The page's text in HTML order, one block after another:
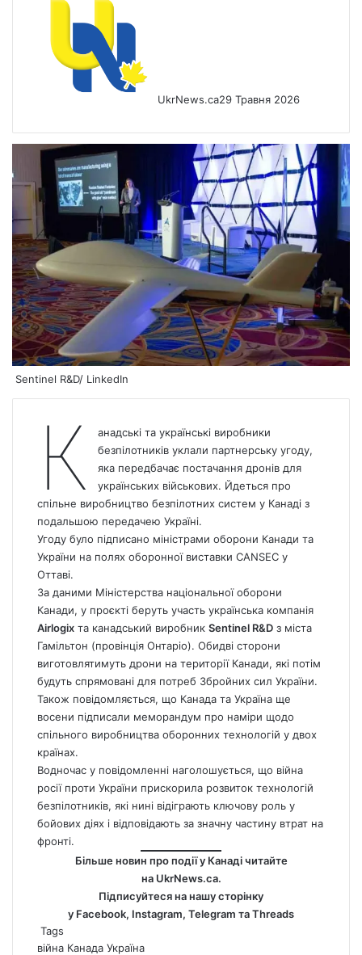
UkrNews.ca29 Травня 2026
Sentinel R&D/ LinkedIn
К
анадські та українські виробники
безпілотників уклали партнерську угоду,
яка передбачає постачання дронів для
українських військових. Йдеться про
спільне виробництво безпілотних систем у Канаді з
подальшою передачею Україні.
Угоду було підписано міністрами оборони Канади та
України на полях оборонної виставки CANSEC у
Оттаві.
За даними Міністерства національної оборони
Канади, у проєкті беруть участь українська компанія
Airlogix та канадський виробник Sentinel R&D з міста
Гамільтон (провінція Онтаріо). Обидві сторони
виготовлятимуть дрони на території Канади, які потім
будуть спрямовані для потреб Збройних сил України.
Також повідомляється, що Канада та Україна ще
восени підписали меморандум про наміри щодо
спільного виробництва оборонних технологій у двох
країнах.
Водночас у повідомленні наголошується, що війна
росії проти України прискорила розвиток технологій
безпілотників, які нині відіграють ключову роль у
бойових діях і відповідають за значну частину втрат на
фронті.
Більше новин про події у Канаді читайте
на UkrNews.ca.
Підписуйтеся на нашу сторінку
у Facebook, Instagram, Telegram таThreads
Tags
війна Канада Україна